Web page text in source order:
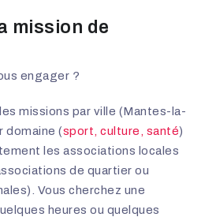
mission de
engager ?
missions par ville (Mantes-la-
domaine (sport, culture, santé)
les associations locales
de quartier ou
Vous cherchez une
heures ou quelques